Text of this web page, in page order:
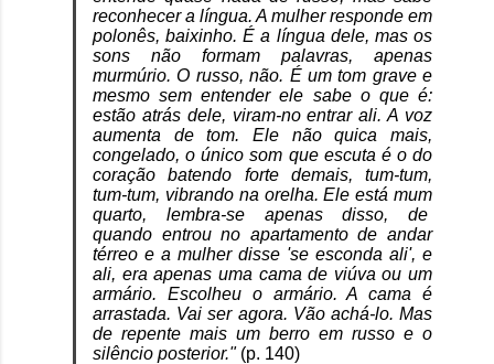
reconhecer a língua. A mulher responde em
polonês, baixinho. É a língua dele, mas os
sons não formam palavras, apenas
murmúrio. O russo, não. É um tom grave e
mesmo sem entender ele sabe o que é:
estão atrás dele, viram-no entrar ali. A voz
aumenta de tom. Ele não quica mais,
congelado, o único som que escuta é o do
coração batendo forte demais, tum-tum,
tum-tum, vibrando na orelha. Ele está mum
quarto, lembra-se apenas disso, de
quando entrou no apartamento de andar
térreo e a mulher disse 'se esconda ali', e
ali, era apenas uma cama de viúva ou um
armário. Escolheu o armário. A cama é
arrastada. Vai ser agora. Vão achá-lo. Mas
de repente mais um berro em russo e o
silêncio posterior."(p. 140)